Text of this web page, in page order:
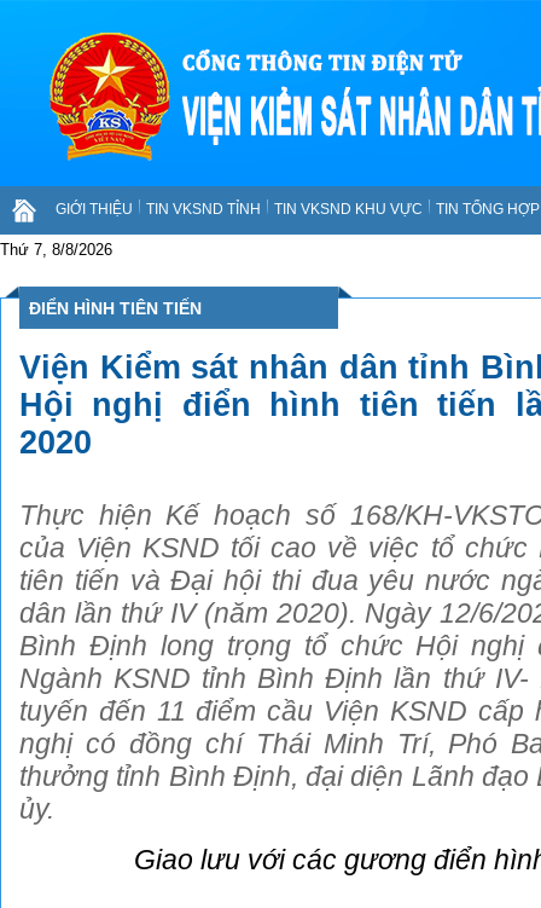
GIỚI THIỆU TIN VKSND TỈNH TIN VKSND KHU VỰC TIN TỔNG
Thứ 7, 8/8/2026
ĐIỂN HÌNH TIÊN TIẾN
Viện Kiểm sát nhân dân tỉnh
Hội nghị điển hình tiên tiến
2020
Thực hiện Kế hoạch số 168/KH-
của Viện KSND tối cao về việc tổ chức
tiên tiến và Đại hội thi đua yêu nước
dân lần thứ IV (năm 2020). Ngày 12/6/
Bình Định long trọng tổ chức Hội nghị
Ngành KSND tỉnh Bình Định lần thứ
tuyến đến 11 điểm cầu Viện KSND
nghị có đồng chí Thái Minh Trí, Phó
thưởng tỉnh Bình Định, đại diện Lãnh đạo
ủy.
Giao lưu với các gương điển